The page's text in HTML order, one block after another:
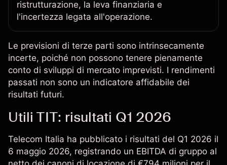
ristrutturazione, la leva finanziaria e
l'incertezza legata all'operazione.
Le previsioni di terze parti sono intrinsecamente
incerte, poiché non possono tenere pienamente
conto di sviluppi di mercato imprevisti. I rendimenti
passati non sono un indicatore affidabile dei
risultati futuri.
Utili TIT: risultati Q1 2026
Telecom Italia ha pubblicato i risultati del Q1 2026 il
6 maggio 2026, registrando un EBITDA di gruppo al